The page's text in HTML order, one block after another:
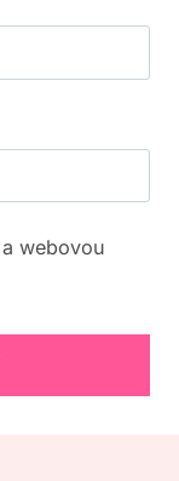
webovou